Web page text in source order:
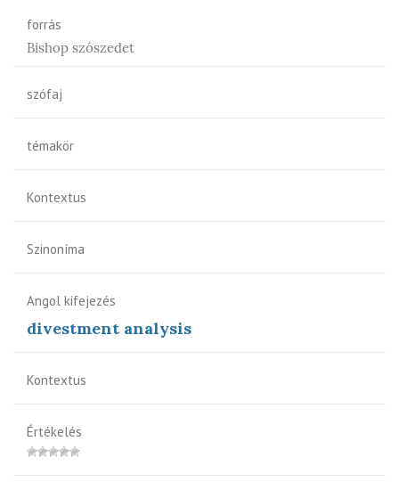
forrás
Bishop szószedet
szófaj
témakör
Kontextus
Szinoníma
Angol kifejezés
divestment analysis
Kontextus
Értékelés